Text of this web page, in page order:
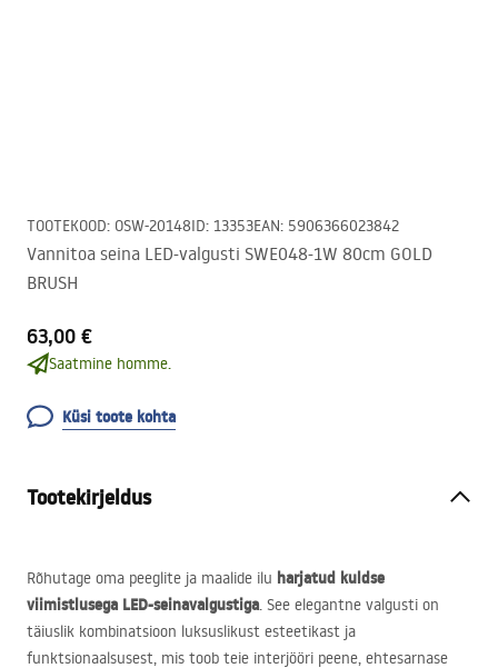
TOOTEKOOD: OSW-20148ID: 13353EAN: 5906366023842
Vannitoa seina LED-valgusti SWE048-1W 80cm GOLD
BRUSH
63,00 €
Saatmine homme.
Küsi toote kohta
Tootekirjeldus
Rõhutage oma peeglite ja maalide ilu harjatud kuldse
viimistlusega LED-seinavalgustiga. See elegantne valgusti on
täiuslik kombinatsioon luksuslikust esteetikast ja
funktsionaalsusest, mis toob teie interjööri peene, ehtesarnase